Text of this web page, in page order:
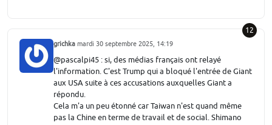
12
grichka mardi 30 septembre 2025, 14:19
@pascalpi45 : si, des médias français ont relayé
l'information. C'est Trump qui a bloqué l'entrée de Giant
aux USA suite à ces accusations auxquelles Giant a
répondu.
Cela m'a un peu étonné car Taiwan n'est quand même
pas la Chine en terme de travail et de social. Shimano